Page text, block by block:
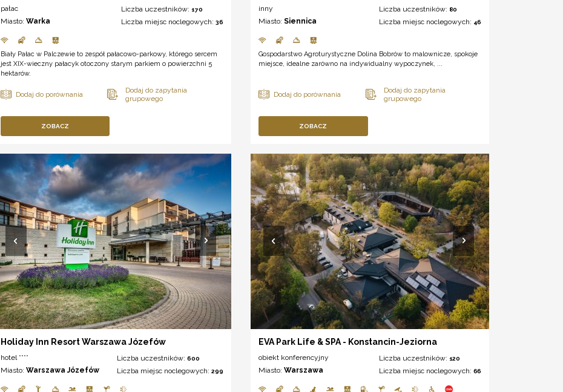
pałac
Miasto: Warka
Liczba uczestników:170
Liczba miejsc noclegowych:36
Biały Pałac w Palczewie to zespół pałacowo-parkowy, którego sercem
jest XIX-wieczny pałacyk otoczony starym parkiem o powierzchni 5
hektarów.
ZOBACZ
inny
Miasto:Siennica
Liczba uczestników: 80
Liczba miejsc noclegowych: 46
Gospodarstwo Agroturystyczne Dolina Bobrów to malownicze, spokoje
miejsce, idealne zarówno na indywidualny wypoczynek, ...
ZOBACZ
Holiday Inn Resort Warszawa Józefów
hotel ****
Miasto: Warszawa Józefów
Liczba uczestników:600
Liczba miejsc noclegowych:299
EVA Park Life & SPA - Konstancin-Jeziorna
obiekt konferencyjny
Miasto:Warszawa
Liczba uczestników: 120
Liczba miejsc noclegowych: 66